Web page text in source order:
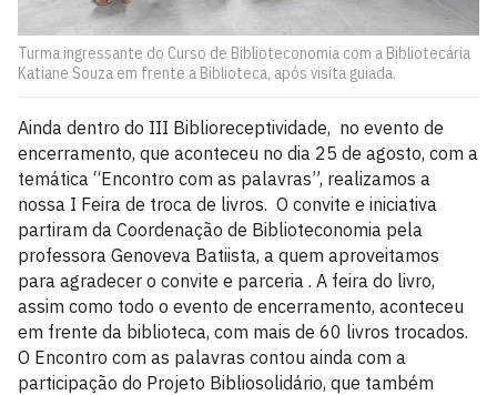
Turma ingressante do Curso de Biblioteconomia com a Bibliotecária
Katiane Souza em frente a Biblioteca, após visita guiada.
Ainda dentro do III Biblioreceptividade, no evento de
encerramento, que aconteceu no dia 25 de agosto, com a
temática “Encontro com as palavras”, realizamos a
nossa I Feira de troca de livros. O convite e iniciativa
partiram da Coordenação de Biblioteconomia pela
professora Genoveva Batiista, a quem aproveitamos
para agradecer o convite e parceria . A feira do livro,
assim como todo o evento de encerramento, aconteceu
em frente da biblioteca, com mais de 60 livros trocados.
O Encontro com as palavras contou ainda com a
participação do Projeto Bibliosolidário, que também